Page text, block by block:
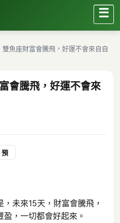
☰
雙魚座財富會騰飛，好運不會來自自
會騰飛，好運不會來
預
未來15天，財富會騰飛，
，一切都會好起來。